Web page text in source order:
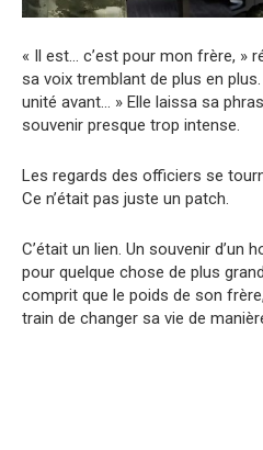
« Il est… c’est pour mon frère, »
sa voix tremblant de plus en
unité avant… » Elle laissa sa
souvenir presque trop intense.
Les regards des officiers se
Ce n’était pas juste un patch.
C’était un lien. Un souvenir d’un
pour quelque chose de plus
comprit que le poids de son
train de changer sa vie de